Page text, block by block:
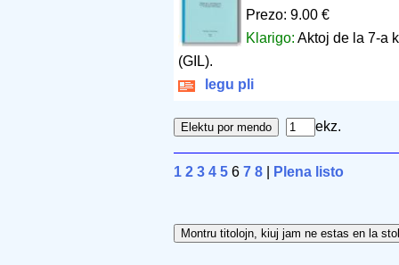
Prezo: 9.00 €
Klarigo: Aktoj de la 7-a
(GIL).
legu pli
ekz.
1 2 3 4 5 6 7 8 Plena listo